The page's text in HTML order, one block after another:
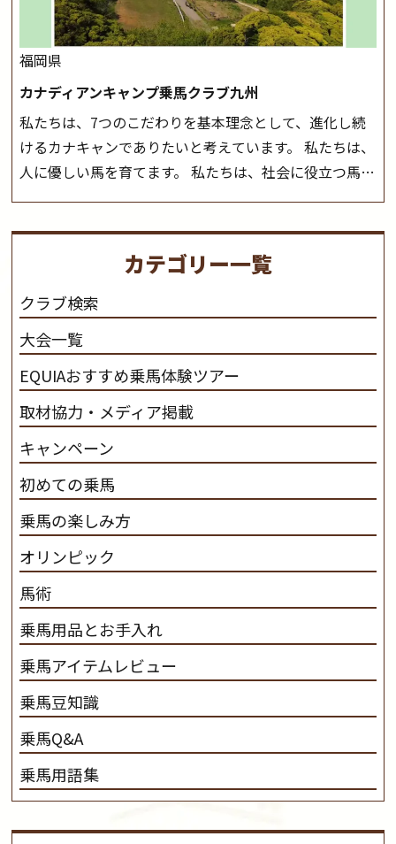
福岡県
カナディアンキャンプ乗馬クラブ九州
私たちは、7つのこだわりを基本理念として、進化し続
けるカナキャンでありたいと考えています。 私たちは、
人に優しい馬を育てます。 私たちは、社会に役立つ馬を
生産します。 私たちは、馬や人々に癒しとなる環境を守
さと魅力を追求します。 私たちは、馬の品種と血統にこ
だわります。 私たちは、乗用馬の質の向上を目指し、生
産･育成･調教を一貫して行います。カナディアンキャ
ンプ乗馬クラブ九州のツアー情報はこちら
カテゴリー一覧
クラブ検索
大会一覧
EQUIAおすすめ乗馬体験ツアー
取材協力・メディア掲載
キャンペーン
初めての乗馬
乗馬の楽しみ方
オリンピック
馬術
乗馬用品とお手入れ
乗馬アイテムレビュー
乗馬豆知識
乗馬Q&A
乗馬用語集